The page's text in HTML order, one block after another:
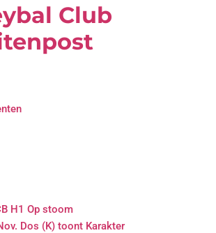
Club
H1 Op stoom
Dos (K) toont Karakter